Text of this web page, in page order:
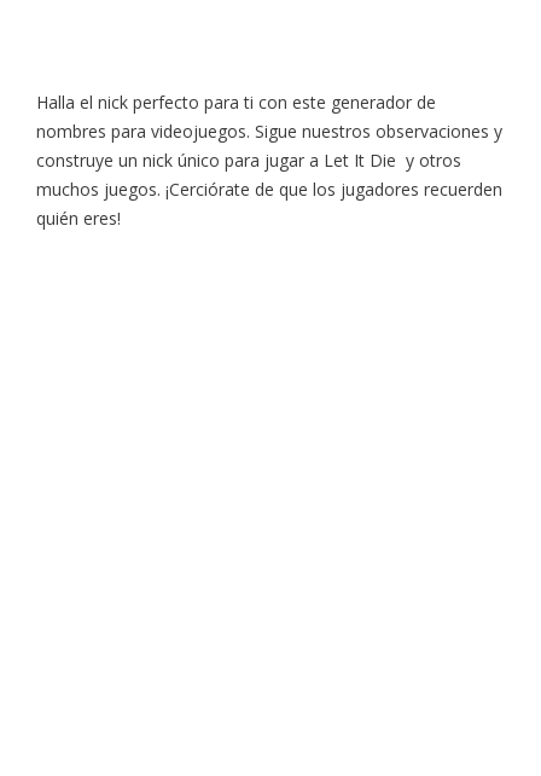
Halla el nick perfecto para ti con este generador de
nombres para videojuegos. Sigue nuestros observaciones y
construye un nick único para jugar a Let It Die y otros
muchos juegos. ¡Cerciórate de que los jugadores recuerden
quién eres!